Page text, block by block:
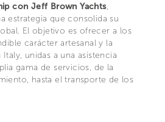
con Jeff Brown Yachts,
estrategia que consolida su
El objetivo es ofrecer a los
carácter artesanal y la
unidas a una asistencia
gama de servicios, de la
hasta el transporte de los